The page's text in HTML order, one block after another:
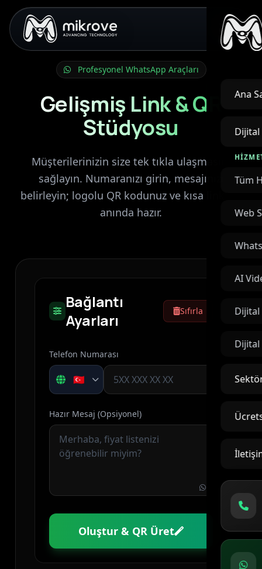
Ana
Dijital
Tüm
Web
AI
Dijital
Dijital
Profesyonel WhatsApp Araçları
Gelişmiş Link & QR
Stüdyosu
Müşterilerinizin size tek tıkla ulaşmasını
sağlayın. Numaranızı girin, mesajınızı
belirleyin; logolu QR kodunuz ve kısa linkiniz
anında hazır.
Bağlantı
Ayarları
Sıfırla
Telefon Numarası
Hazır Mesaj (Opsiyonel)
Oluştur & QR Üret